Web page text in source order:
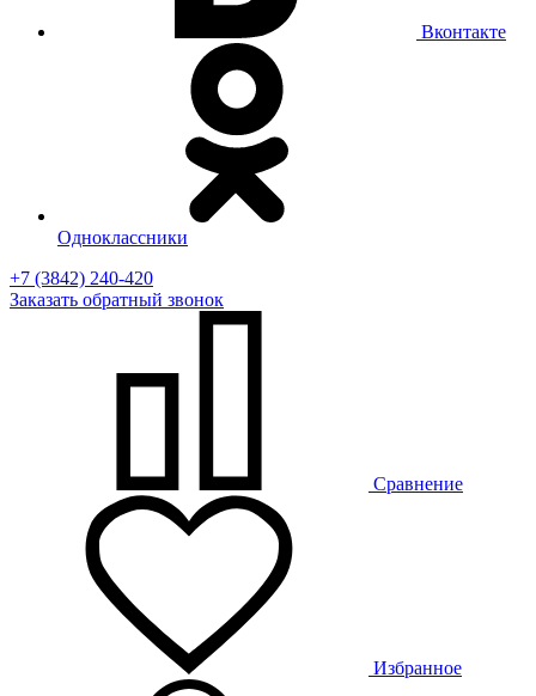
Вконтакте
Одноклассники
+7 (3842) 240-420
Заказать обратный звонок
Сравнение
Избранное